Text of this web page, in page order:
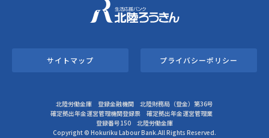
サイトマップ プライバシーポリシー
北陸労働金庫 登録金融機関 北陸財務局（登金）第36号
確定拠出年金運営管理機関登録票 確定拠出年金運営管理業
登録番号150 北陸労働金庫
Copyright © Hokuriku Labour Bank.All Rights Reserved.